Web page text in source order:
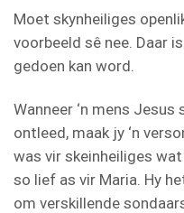
Moet skynheiliges
voorbeeld sê nee. Daar
gedoen kan word.
Wanneer ‘n mens
ontleed, maak jy ‘n
was vir skeinheiliges
so lief as vir Maria. Hy
om verskillende